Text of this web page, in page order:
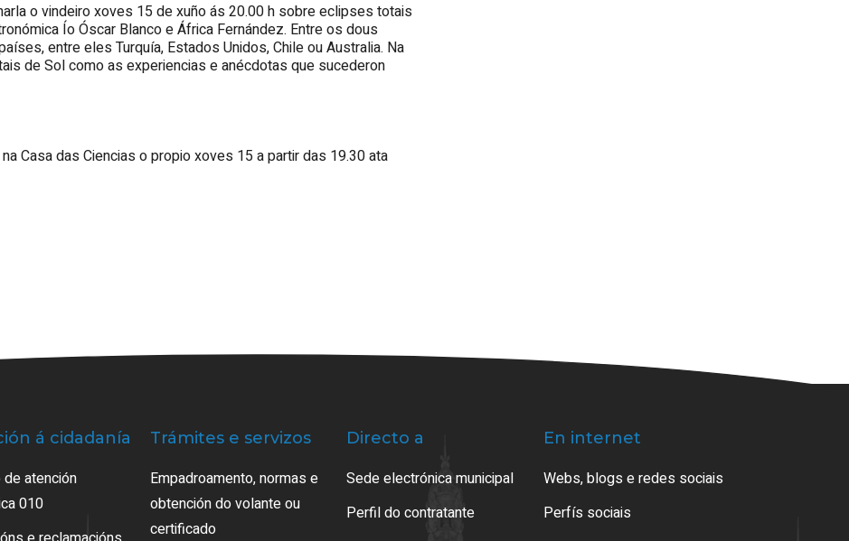
o vindeiro xoves 15 de xuño ás 20.00 h sobre eclipses totais
Ío Óscar Blanco e África Fernández. Entre os dous
entre eles Turquía, Estados Unidos, Chile ou Australia. Na
de Sol como as experiencias e anécdotas que sucederon
Casa das Ciencias o propio xoves 15 a partir das 19.30 ata
á cidadanía
atención
010
Trámites e servizos
Empadroamento, normas e
obtención do volante ou
certificado
Directo a
Sede electrónica municipal
Perfil do contratante
En internet
Webs, blogs e redes sociais
Perfís sociais